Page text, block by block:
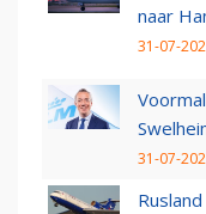
naar
31-07-
31-07-